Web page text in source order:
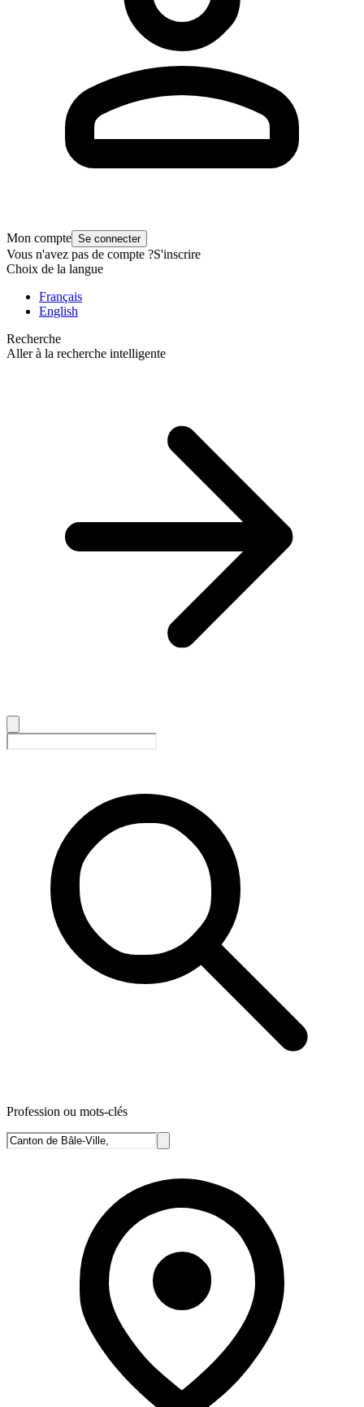
Mon compte Se connecter
Vous n'avez pas de compte ?S'inscrire
Choix de la langue
Français
English
Recherche
Aller à la recherche intelligente
Profession ou mots-clés